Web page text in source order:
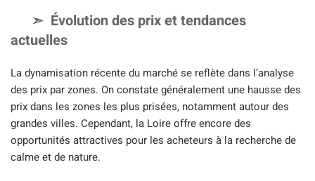
Évolution des prix et tendances
actuelles
La dynamisation récente du marché se reflète dans l’analyse
des prix par zones. On constate généralement une hausse des
prix dans les zones les plus prisées, notamment autour des
grandes villes. Cependant, la Loire offre encore des
opportunités attractives pour les acheteurs à la recherche de
calme et de nature.